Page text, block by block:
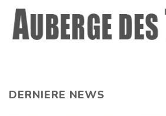
DERNIERE NEWS